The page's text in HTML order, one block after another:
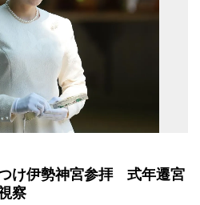
け伊勢神宮参拝 式年遷宮
察